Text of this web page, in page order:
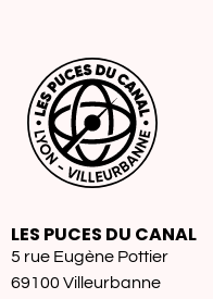
LES PUCES DU CANAL
5 rue Eugène Pottier
69100 Villeurbanne